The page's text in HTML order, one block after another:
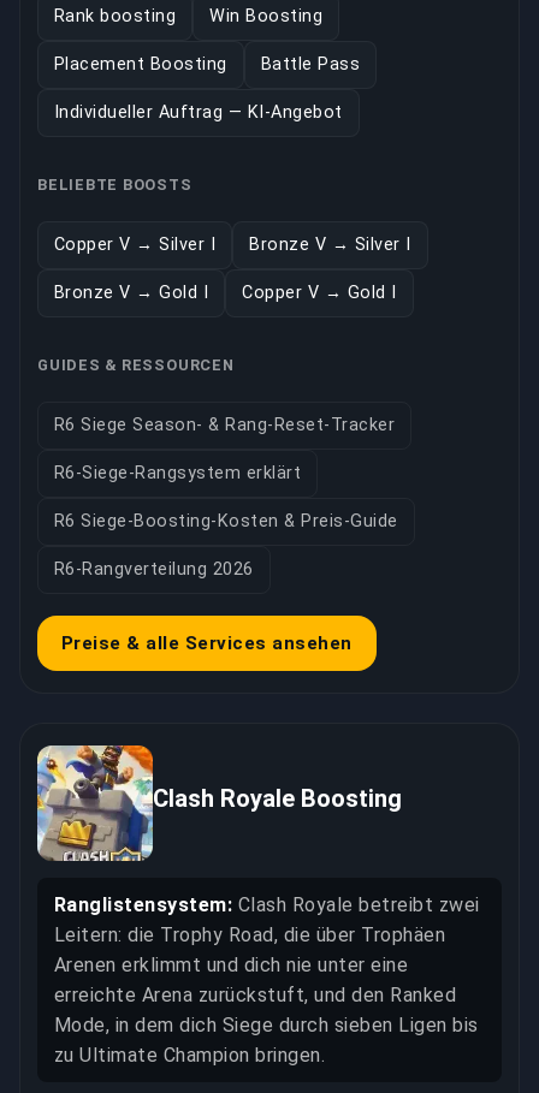
Rank boosting Win Boosting
Placement Boosting Battle Pass
Individueller Auftrag — KI-Angebot
BELIEBTE BOOSTS
Copper V → Silver I Bronze V → Silver I
Bronze V → Gold I Copper V → Gold I
GUIDES & RESSOURCEN
R6 Siege Season- & Rang-Reset-Tracker
R6-Siege-Rangsystem erklärt
R6 Siege-Boosting-Kosten & Preis-Guide
R6-Rangverteilung 2026
Preise & alle Services ansehen
Clash Royale Boosting
Ranglistensystem: Clash Royale betreibt zwei
Leitern: die Trophy Road, die über Trophäen
Arenen erklimmt und dich nie unter eine
erreichte Arena zurückstuft, und den Ranked
Mode, in dem dich Siege durch sieben Ligen bis
zu Ultimate Champion bringen.